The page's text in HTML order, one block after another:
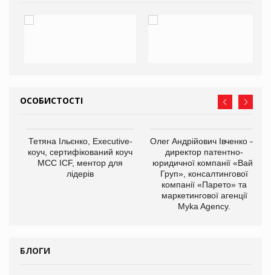
ОСОБИСТОСТІ
Тетяна Ільєнко, Executive-
коуч, сертифікований коуч
МСС ICF, ментор для
лідерів
Олег Андрійович Івченко —
директор патентно-
юридичної компанії «Вайз
Груп», консалтингової
компанії «Парето» та
маркетингової агенції
Myka Agency.
БЛОГИ